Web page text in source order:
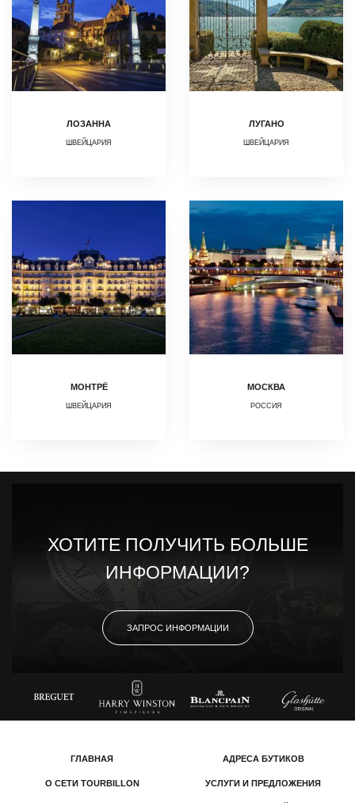
ЛОЗАННА
ШВЕЙЦАРИЯ
ЛУГАНО
ШВЕЙЦАРИЯ
МОНТРЁ
ШВЕЙЦАРИЯ
МОСКВА
РОССИЯ
ХОТИТЕ ПОЛУЧИТЬ БОЛЬШЕ
ИНФОРМАЦИИ?
ЗАПРОС ИНФОРМАЦИИ
ГЛАВНАЯ
О СЕТИ TOURBILLON
АДРЕСА БУТИКОВ
УСЛУГИ И ПРЕДЛОЖЕНИЯ